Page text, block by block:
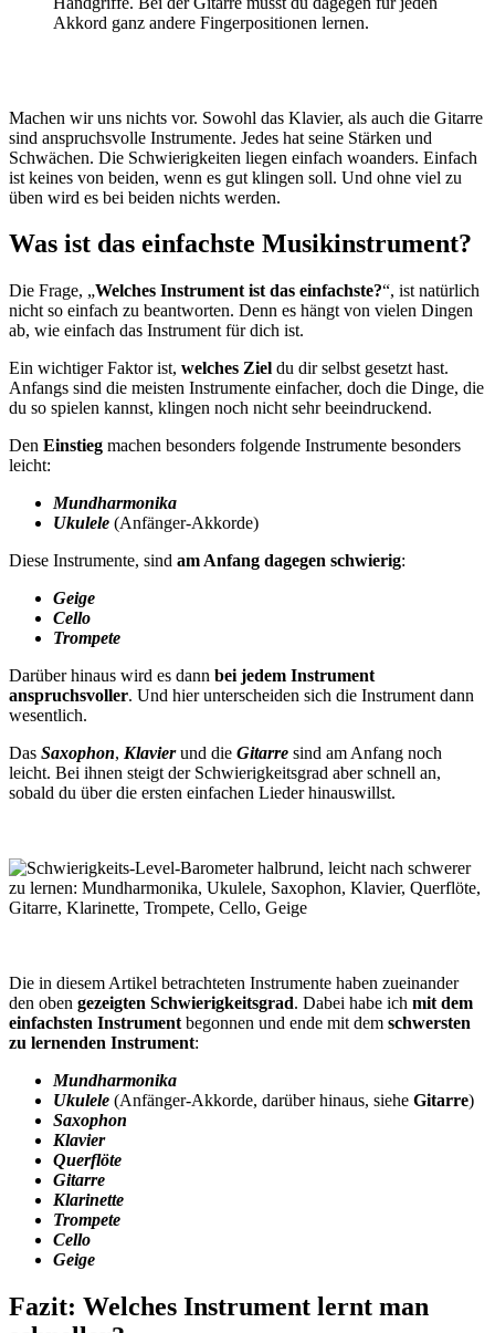
Akkord ganz andere Fingerpositionen lernen.
Machen wir uns nichts vor. Sowohl das Klavier, als auch die Gitarre
sind anspruchsvolle Instrumente. Jedes hat seine Stärken und
Schwächen. Die Schwierigkeiten liegen einfach woanders. Einfach
ist keines von beiden, wenn es gut klingen soll. Und ohne viel zu
üben wird es bei beiden nichts werden.
Was ist das einfachste Musikinstrument?
Die Frage, „Welches Instrument ist das einfachste?“, ist natürlich
nicht so einfach zu beantworten. Denn es hängt von vielen Dingen
ab, wie einfach das Instrument für dich ist.
Ein wichtiger Faktor ist, welches Ziel du dir selbst gesetzt hast.
Anfangs sind die meisten Instrumente einfacher, doch die Dinge, die
du so spielen kannst, klingen noch nicht sehr beeindruckend.
Den Einstieg machen besonders folgende Instrumente besonders
leicht:
Mundharmonika
Ukulele (Anfänger-Akkorde)
Diese Instrumente, sind am Anfang dagegen schwierig:
Geige
Cello
Trompete
Darüber hinaus wird es dann bei jedem Instrument
anspruchsvoller. Und hier unterscheiden sich die Instrument dann
wesentlich.
Das Saxophon, Klavierund die Gitarre sind am Anfang noch
leicht. Bei ihnen steigt der Schwierigkeitsgrad aber schnell an,
sobald du über die ersten einfachen Lieder hinauswillst.
Die in diesem Artikel betrachteten Instrumente haben zueinander
den oben gezeigten Schwierigkeitsgrad. Dabei habe ich mit dem
einfachsten Instrument begonnen und ende mit dem schwersten
zu lernenden Instrument:
Mundharmonika
Ukulele (Anfänger-Akkorde, darüber hinaus, siehe Gitarre)
Saxophon
Klavier
Querflöte
Gitarre
Klarinette
Trompete
Cello
Geige
Fazit: Welches Instrument lernt man